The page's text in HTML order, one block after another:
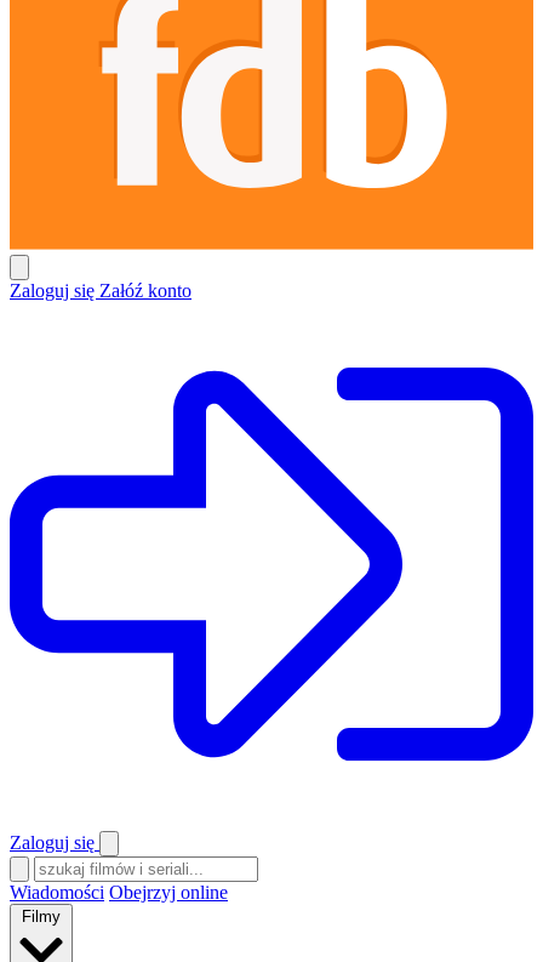
Zaloguj się Załóź konto
Zaloguj się
Wiadomości Obejrzyj online
Filmy